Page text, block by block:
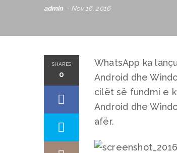
admin Nov 16, 2016
SHARES
0
WhatsApp ka
Android dhe
cilët së fundmi e
Android dhe
afër.